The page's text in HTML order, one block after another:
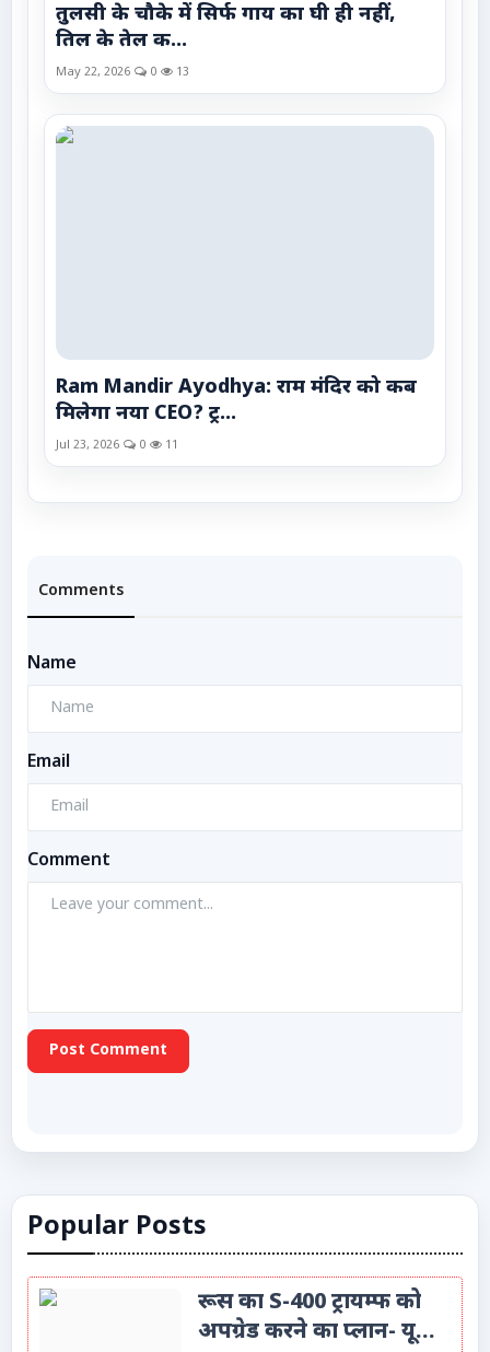
तुलसी के चौके में सिर्फ गाय का घी ही नहीं,
तिल के तेल क...
May 22, 2026 0 13
Ram Mandir Ayodhya: राम मंदिर को कब
मिलेगा नया CEO? ट्र...
Jul 23, 2026 0 11
Comments
Name
Email
Comment
Post Comment
Popular Posts
रूस का S-400 ट्रायम्फ को
अपग्रेड करने का प्लान- यू...